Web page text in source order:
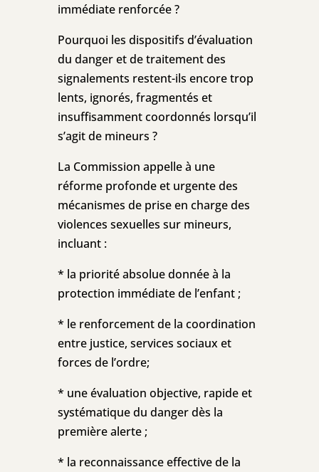
immédiate renforcée ?
Pourquoi les dispositifs d’évaluation
du danger et de traitement des
signalements restent-ils encore trop
lents, ignorés, fragmentés et
insuffisamment coordonnés lorsqu’il
s’agit de mineurs ?
La Commission appelle à une
réforme profonde et urgente des
mécanismes de prise en charge des
violences sexuelles sur mineurs,
incluant :
* la priorité absolue donnée à la
protection immédiate de l’enfant ;
* le renforcement de la coordination
entre justice, services sociaux et
forces de l’ordre;
* une évaluation objective, rapide et
systématique du danger dès la
première alerte ;
* la reconnaissance effective de la